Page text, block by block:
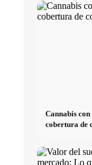
Cannabis
cobertura de